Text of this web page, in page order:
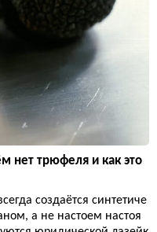
нет трюфеля и как это
создаётся синтетиче
а не настоем настоя